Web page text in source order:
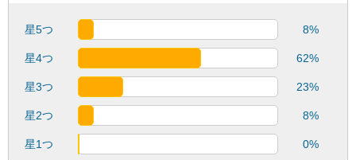
星5つ 8%
星4つ 62%
星3つ 23%
星2つ 8%
星1つ 0%